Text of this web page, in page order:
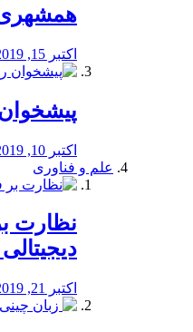
همشهری
اکتبر 15, 2019
اکتبر 10, 2019
علم و فناوری
نظارت
اکتبر 21, 2019